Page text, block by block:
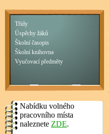
Třídy
Úspěchy žáků
Školní časopis
Školní knihovna
Vyučovací předměty
Nabídku volného
pracovního místa
naleznete ZDE.